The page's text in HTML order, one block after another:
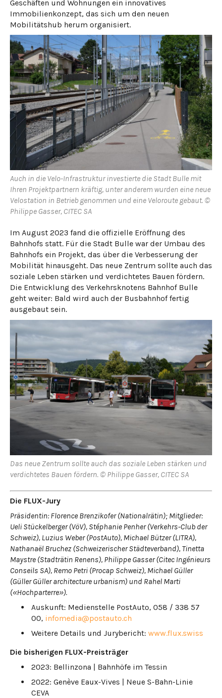
Geschäften und Wohnungen ein innovatives
Immobilienkonzept, das sich um den neuen
Mobilitätshub herum organisiert.
Auch in die Velo-Infrastruktur investierte die Stadt Bulle mit
Ihren Projektpartnern kräftig, unter anderem wurden eine neue
Velostation in Betrieb genommen und eine Veloroute gebaut. ©
Philippe Gasser, CITEC SA
Im August 2023 fand die offizielle Eröffnung des
Bahnhofs statt. Für die Stadt Bulle war der Umbau des
Bahnhofs ein Projekt, das über die Verbesserung der
Mobilität hinausgeht. Das neue Zentrum sollte auch das
soziale Leben stärken und verdichtetes Bauen fördern.
Die Entwicklung des Verkehrsknotens Bahnhof Bulle
geht weiter: Bald wird auch der Busbahnhof fertig
ausgebaut sein.
Das neue Zentrum sollte auch das soziale Leben stärken und
verdichtetes Bauen fördern. © Philippe Gasser, CITEC SA
Die FLUX-Jury
Präsidentin: Florence Brenzikofer (Nationalrätin); Mitglieder:
Ueli Stückelberger (VöV), Stéphanie Penher (Verkehrs-Club der
Schweiz), Luzius Weber (PostAuto), Michael Bützer (LITRA),
Nathanaël Bruchez (Schweizerischer Städteverband), Tinetta
Maystre (Stadträtin Renens), Philippe Gasser (Citec Ingénieurs
Conseils SA), Remo Petri (Procap Schweiz), Michael Güller
(Güller Güller architecture urbanism) und Rahel Marti
(«Hochparterre»).
Auskunft: Medienstelle PostAuto, 058 / 338 57
00, infomedia@postauto.ch
Weitere Details und Jurybericht:www.flux.swiss
Die bisherigen FLUX-Preisträger
2023: Bellinzona | Bahnhöfe im Tessin
2022: Genève Eaux-Vives | Neue S-Bahn-Linie
CEVA